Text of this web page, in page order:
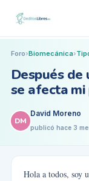
Foro›Biomecánica›
Después de
se afecta mi
DM
David Moreno
publicó hace 3
Hola a todos, soy